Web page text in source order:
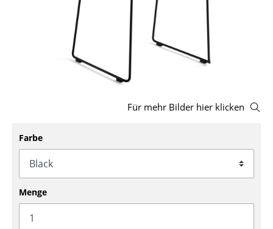
Bänke & Liegen
Schaukelstühle
Bürodrehstühle
Konferenzstühle
Bürosessel
Für mehr Bilder hier klicken
Farbe
Menge